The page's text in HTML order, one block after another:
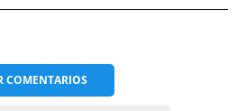
COMENTARIOS